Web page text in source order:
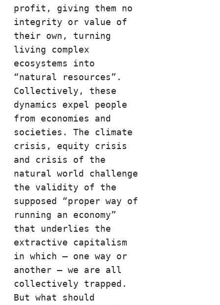
profit, giving them no
integrity or value of
their own, turning
living complex
ecosystems into
“natural resources”.
Collectively, these
dynamics expel people
from economies and
societies. The climate
crisis, equity crisis
and crisis of the
natural world challenge
the validity of the
supposed “proper way of
running an economy”
that underlies the
extractive capitalism
in which – one way or
another – we are all
collectively trapped.
But what should